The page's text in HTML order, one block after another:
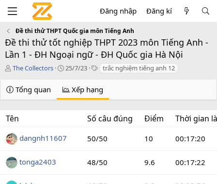
Đăng nhập Đăng kí
Đề thi thử THPT Quốc gia môn Tiếng Anh
Đề thi thử tốt nghiệp THPT 2023 môn Tiếng Anh -
Lần 1 - ĐH Ngoại ngữ - ĐH Quốc gia Hà Nội
T
g
i
The Collectors
C
a
t
d
25/7/23
T
s
trắc nghiệm tiếng anh 12
Tổng quan Xếp hạng
Tên Số câu đúng Điểm Thời gian
dangnh11607 50/50 10 00:17:20
tonga2403 48/50 9.6 00:17:22